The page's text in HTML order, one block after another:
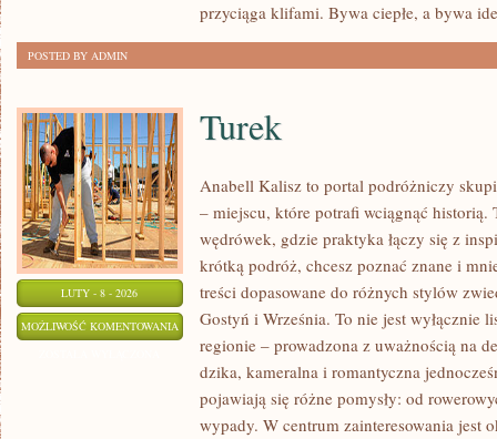
przyciąga klifami. Bywa ciepłe, a bywa
POSTED BY ADMIN
LUTY - 8 - 2026
MOŻLIWOŚĆ KOMENTOWANIA TUREK
Turek
Anabell Kalisz to portal podróżniczy
– miejscu, które potrafi wciągnąć historią.
wędrówek, gdzie praktyka łączy się z
krótką podróż, chcesz poznać znane i
treści dopasowane do różnych stylów
Gostyń i Września. To nie jest wyłącznie
regionie – prowadzona z uważnością na
dzika, kameralna i romantyczna
pojawiają się różne pomysły: od
wypady. W centrum zainteresowania jest